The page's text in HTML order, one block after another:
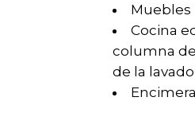
Muebles
Cocina
columna
de la